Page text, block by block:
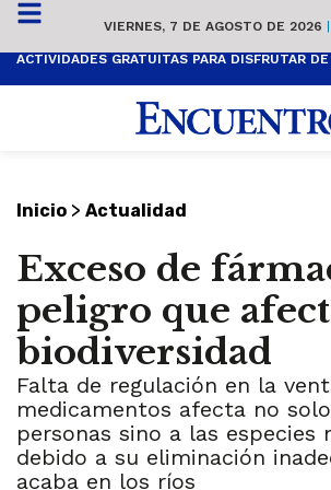
VIERNES, 7 DE AGOSTO DE 2026 |
Inicio > Actualidad
Exceso de
peligro que
biodiversidad
Falta de regulación en la
medicamentos afecta no
personas sino a las especies
debido a su eliminación
acaba en los ríos